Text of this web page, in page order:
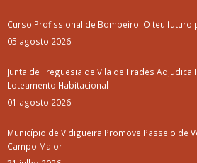
Curso Profissional de Bombeiro: O teu futuro
05 agosto 2026
Junta de Freguesia de Vila de Frades
Loteamento Habitacional
01 agosto 2026
Município de Vidigueira Promove Passeio de
Campo Maior